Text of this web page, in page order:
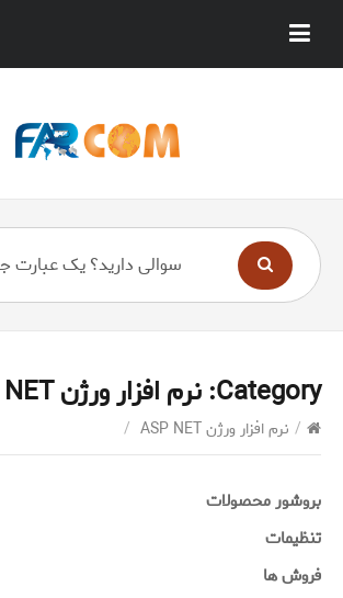
Category: نرم افزار ورژن ASP NET
/ نرم افزار ورژن ASP NET /
بروشور محصولات
تنظیمات
فروش ها